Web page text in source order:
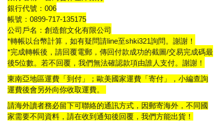
銀行代號：006
帳號：0899-717-135175
公司戶名：創造館文化有限公司
*轉帳以台幣計算，如有疑問請line至shki321詢問。謝謝！
*完成轉帳後，請回覆電郵，傳回付款成功的截圖/交易完成碼最
後5位數。若不回覆，我們無法確認款項由誰人支付。謝謝！
東南亞地區運費「到付」；歐美國家運費「寄付」，小編查詢
運費後會另外向你收取運費。
請海外讀者務必留下可聯絡的通訊方式，因郵寄海外，不同國
家需要不同資料，請在收到通知後回覆，我們方能出貨！